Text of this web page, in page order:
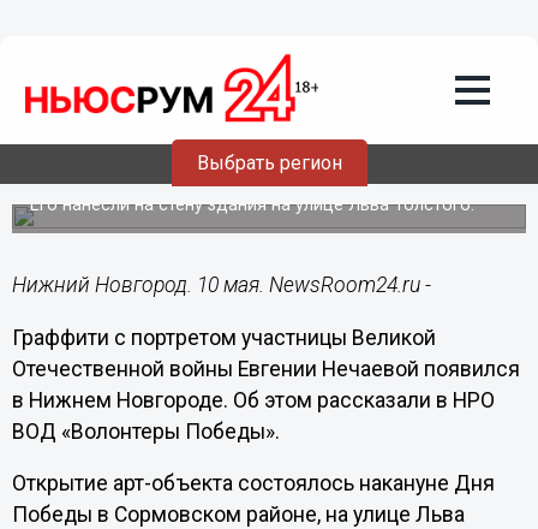
Выбрать регион
10.05.202314:55
Граффити-портрет ветерана ВОВ
Евгении Нечаевой открыли в Сормове
Его нанесли на стену здания на улице Льва Толстого.
Нижний Новгород. 10 мая. NewsRoom24.ru -
Граффити с портретом участницы Великой
Отечественной войны Евгении Нечаевой появился
в Нижнем Новгороде. Об этом рассказали в НРО
ВОД «Волонтеры Победы».
Открытие арт-объекта состоялось накануне Дня
Победы в Сормовском районе, на улице Льва